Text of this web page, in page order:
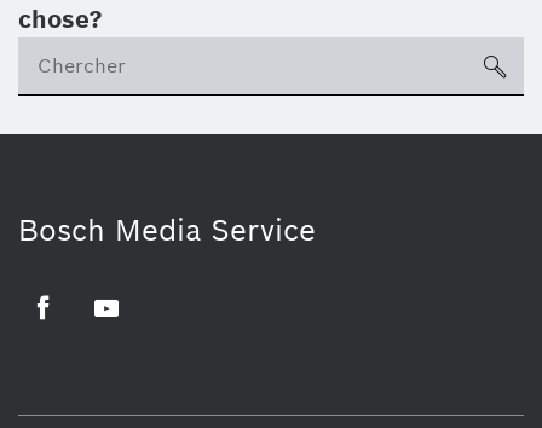
chose?
Bosch Media Service